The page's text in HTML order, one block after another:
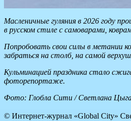
Масленичные гуляния в 2026 году
в русском стиле с самоварами,
Попробовать свои силы в метании
забраться на столб, на самой
Кульминацией праздника стало
фоторепортаже.
Фото: Глобла Сити / Светлана
© Интернет-журнал «Global City»